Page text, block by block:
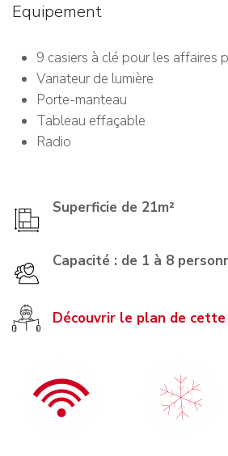
Equipement
9 casiers à clé pour les affaires
Variateur de lumière
Porte-manteau
Tableau effaçable
Radio
Superficie de 21m²
Capacité : de 1 à 8
Découvrir le plan de